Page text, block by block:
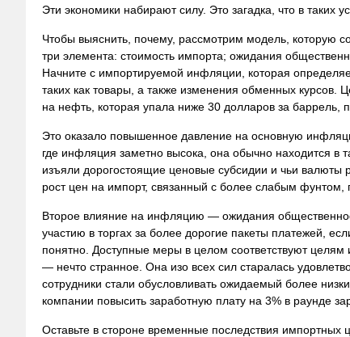
Эти экономики набирают силу. Это загадка, что в таких
Чтобы выяснить, почему, рассмотрим модель, которую
три элемента: стоимость импорта; ожидания
Начните с импортируемой инфляции, которая
таких как товары, а также изменения обменных
на нефть, которая упала ниже 30 долларов за баррель,
Это оказало повышенное давление на основную
где инфляция заметно высока, она обычно находится в
изъяли дорогостоящие ценовые субсидии и чьи валюты
рост цен на импорт, связанный с более слабым фунтом,
Второе влияние на инфляцию — ожидания
участию в торгах за более дорогие пакеты платежей,
понятно. Доступные меры в целом соответствуют
— нечто странное. Она изо всех сил старалась
сотрудники стали обусловливать ожидаемый более
компании повысить заработную плату на 3% в раунде
Оставьте в стороне временные последствия